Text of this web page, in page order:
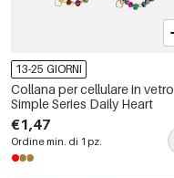
13-25 GIORNI
Collana per cellulare in vetro
Simple Series Daily Heart
€1,47
Ordine min. di 1 pz.